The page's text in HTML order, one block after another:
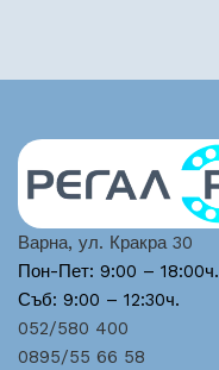
Варна, ул. Кракра 30
Пон-Пет: 9:00 – 18:00ч.
Съб: 9:00 – 12:30ч.
052/580 400
0895/55 66 58